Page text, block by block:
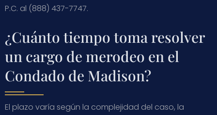
P.C. al (888) 437-7747.
¿Cuánto tiempo toma resolver
un cargo de merodeo en el
Condado de Madison?
El plazo varía según la complejidad del caso, la